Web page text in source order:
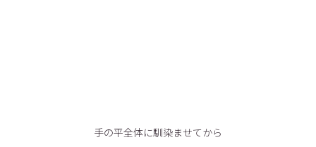
手の平全体に馴染ませてから